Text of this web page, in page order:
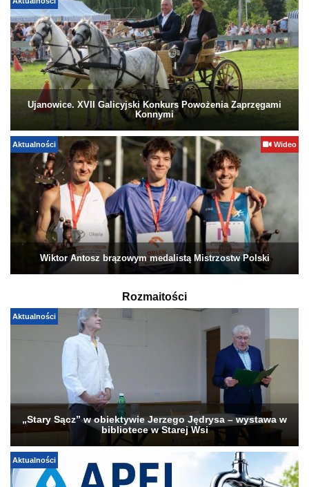
Ujanowice. XVII Galicyjski Konkurs Powożenia Zaprzęgami
Konnymi
Aktualności Wideo
Wiktor Antosz brązowym medalistą Mistrzostw Polski
Rozmaitości
Aktualności
„Stary Sącz” w obiektywie Jerzego Jędrysa – wystawa w
bibliotece w Starej Wsi
Aktualności